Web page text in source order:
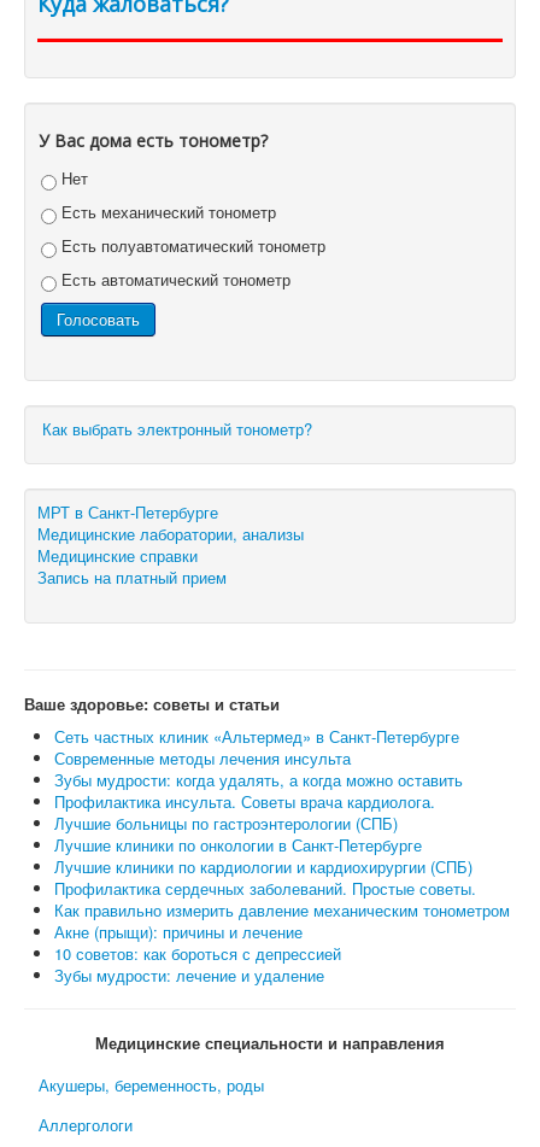
У Вас дома есть тонометр?
Нет
Есть механический тонометр
Есть полуавтоматический тонометр
Есть автоматический тонометр
Как выбрать электронный тонометр?
МРТ в Санкт-Петербурге
Медицинские лаборатории, анализы
Медицинские справки
Запись на платный прием
Ваше здоровье: советы и статьи
Сеть частных клиник «Альтермед» в Санкт-Петербурге
Современные методы лечения инсульта
Зубы мудрости: когда удалять, а когда можно оставить
Профилактика инсульта. Советы врача кардиолога.
Лучшие больницы по гастроэнтерологии (СПБ)
Лучшие клиники по онкологии в Санкт-Петербурге
Лучшие клиники по кардиологии и кардиохирургии (СПБ)
Профилактика сердечных заболеваний. Простые советы.
Как правильно измерить давление механическим тонометром
Акне (прыщи): причины и лечение
10 советов: как бороться с депрессией
Зубы мудрости: лечение и удаление
Медицинские специальности и направления
Акушеры, беременность, роды
Аллергологи